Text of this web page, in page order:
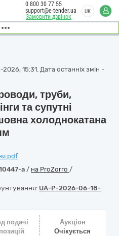
Замовити дзвінок
0 800 30 77 55
support@e-tender.ua
UK
15:31. Дата останніх змін -
труби,
та супутні
холоднокатана
a / на ProZorro /
UA-P-2026-06-18-
подачі
Аукціон
Очікується